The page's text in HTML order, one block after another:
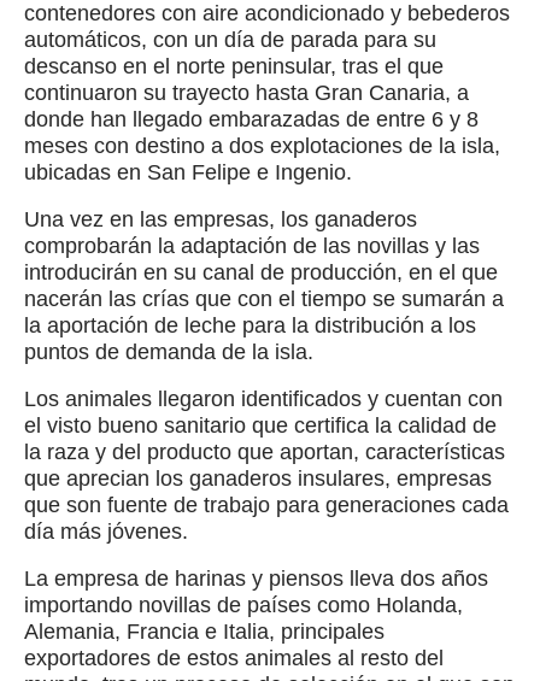
contenedores con aire acondicionado y bebederos
automáticos, con un día de parada para su
descanso en el norte peninsular, tras el que
continuaron su trayecto hasta Gran Canaria, a
donde han llegado embarazadas de entre 6 y 8
meses con destino a dos explotaciones de la isla,
ubicadas en San Felipe e Ingenio.
Una vez en las empresas, los ganaderos
comprobarán la adaptación de las novillas y las
introducirán en su canal de producción, en el que
nacerán las crías que con el tiempo se sumarán a
la aportación de leche para la distribución a los
puntos de demanda de la isla.
Los animales llegaron identificados y cuentan con
el visto bueno sanitario que certifica la calidad de
la raza y del producto que aportan, características
que aprecian los ganaderos insulares, empresas
que son fuente de trabajo para generaciones cada
día más jóvenes.
La empresa de harinas y piensos lleva dos años
importando novillas de países como Holanda,
Alemania, Francia e Italia, principales
exportadores de estos animales al resto del